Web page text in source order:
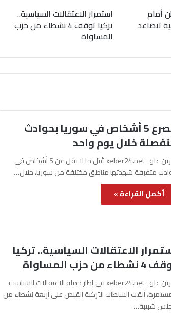
أمام
تتصاعد
استمرار الاعتقالات السياسية..
تركيا توقف 4 نشطاء من حزب
المساواة
مصرع 5 أشخاص في سوريا بحوادث
خلال يوم واحد
آفرين علو ـ xeber24.net قُتل ما لا يقل عن 5 أشخاص في
متفرقة شهدتها مناطق مختلفة من سوريا، خلال…
أكمل القراءة »
الاعتقالات السياسية.. تركيا
من حزب المساواة
آفرين علو ـ xeber24.net في إطار حملة الاعتقالات السياسية
ألقت السلطات التركية القبض على أربعة نشطاء من
شبيبة…